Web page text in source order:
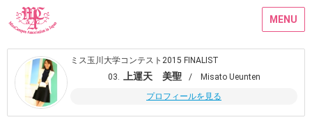
MENU
ミス玉川大学コンテスト2015 FINALIST
03.
上運天 美聖
/ Misato Ueunten
プロフィールを見る